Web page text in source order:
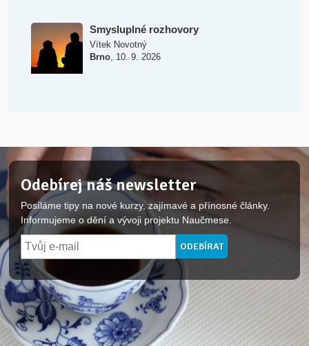
Smysluplné rozhovory
Vítek Novotný
Brno, 10. 9. 2026
Odebírej náš newsletter
Posíláme tipy na nové kurzy, zajímavé a přínosné články.
Informujeme o dění a vývoji projektu Naučmese.